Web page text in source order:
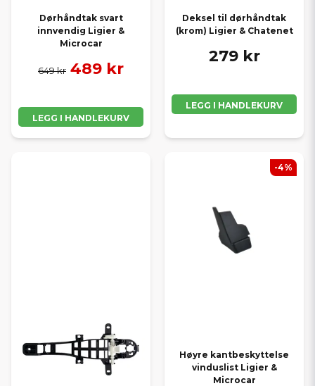
Dørhåndtak svart
innvendig Ligier &
Microcar
649 kr 489 kr
LEGG I HANDLEKURV
Deksel til dørhåndtak
(krom) Ligier & Chatenet
279 kr
LEGG I HANDLEKURV
Høyre kantbeskyttelse
vinduslist Ligier &
Microcar
-4%